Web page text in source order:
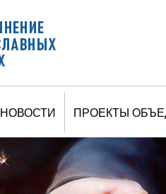
НОВОСТИ ПРОЕКТЫ